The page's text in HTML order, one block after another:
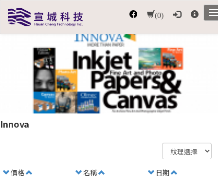
(0)
Innova
價格 名稱 日期